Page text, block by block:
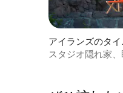
アイランズのタ
スタジオ隠れ家